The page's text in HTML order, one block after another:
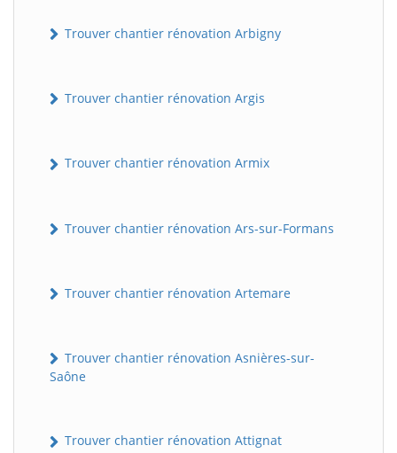
Trouver chantier rénovation Arbigny
Trouver chantier rénovation Argis
Trouver chantier rénovation Armix
Trouver chantier rénovation Ars-sur-Formans
Trouver chantier rénovation Artemare
Trouver chantier rénovation Asnières-sur-
Saône
Trouver chantier rénovation Attignat